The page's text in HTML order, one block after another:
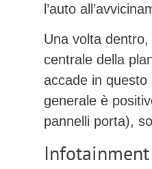
l’auto
Una volta
centrale della
accade in questo
generale è
pannelli porta),